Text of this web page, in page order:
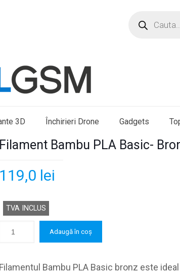
search
3D Închirieri Drone Gadgets
Filament Bambu PLA Basic-
119,0 lei
TVA INCLUS
Adaugă în coș
Filamentul Bambu PLA Basic bronz este